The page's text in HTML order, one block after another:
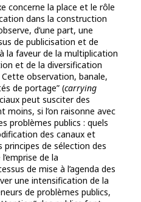
concerne la place et le rôle
dans la construction
d’une part, une
de publicisation et de
la faveur de la multiplication
et de la diversification
observation, banale,
de portage” (carrying
peut susciter des
si l’on raisonne avec
problèmes publics : quels
des canaux et
principes de sélection des
de la
de mise à l’agenda des
une intensification de la
de problèmes publics,